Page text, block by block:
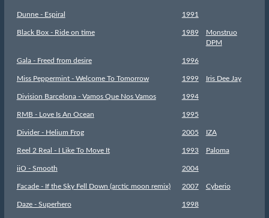
Dunne - Espiral 1991
Black Box - Ride on time 1989
Monstruo
DPM
Gala - Freed from desire 1996
Miss Peppermint - Welcome To Tomorrow 1999 Iris Dee Jay
Division Barcelona - Vamos Que Nos Vamos 1994
RMB - Love Is An Ocean 1995
Divider - Helium Frog 2005 IZA
Reel 2 Real - I Like To Move It 1993 Paloma
iiO - Smooth 2004
Facade - If the Sky Fell Down (arctic moon remix) 2007 Cyberio
Daze - Superhero 1998